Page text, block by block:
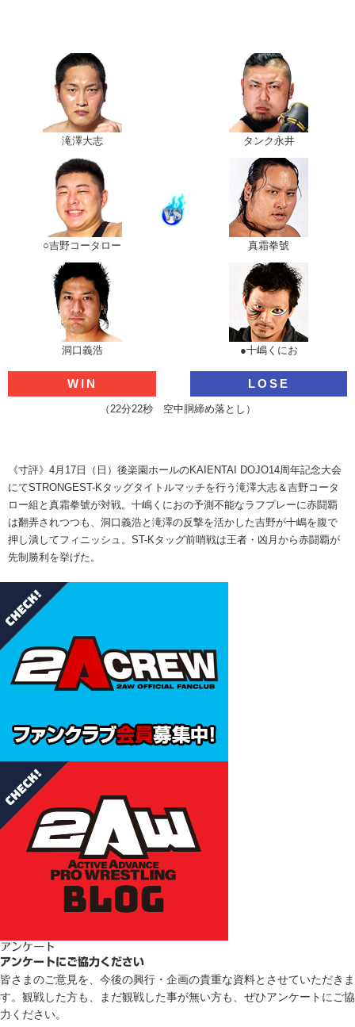
滝澤大志
○吉野コータロー
洞口義浩
タンク永井
真霜拳號
●十嶋くにお
WIN LOSE
（22分22秒 空中胴締め落とし）
《寸評》4月17日（日）後楽園ホールのKAIENTAI DOJO14周年記念大会
にてSTRONGEST-Kタッグタイトルマッチを行う滝澤大志＆吉野コータ
ロー組と真霜拳號が対戦。十嶋くにおの予測不能なラフプレーに赤闘覇
は翻弄されつつも、洞口義浩と滝澤の反撃を活かした吉野が十嶋を腹で
押し潰してフィニッシュ。ST-Kタッグ前哨戦は王者・凶月から赤闘覇が
先制勝利を挙げた。
アンケート
アンケートにご協力ください
皆さまのご意見を、今後の興行・企画の貴重な資料とさせていただきま
す。観戦した方も、まだ観戦した事が無い方も、ぜひアンケートにご協
力ください。